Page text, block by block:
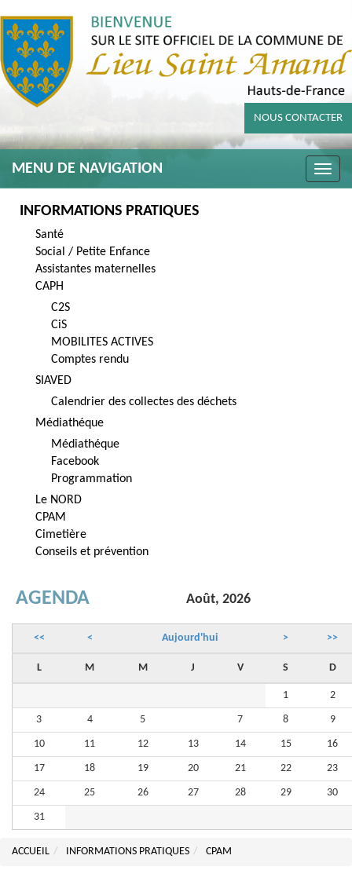
NOUS CONTACTER
Toggle
MENU DE NAVIGATION
INFORMATIONS PRATIQUES
Santé
Social / Petite Enfance
Assistantes maternelles
CAPH
C2S
CiS
MOBILITES ACTIVES
Comptes rendu
SIAVED
Calendrier des collectes des déchets
Médiathéque
Médiathéque
Facebook
Programmation
Le NORD
CPAM
Cimetière
Conseils et prévention
AGENDA Août, 2026
<< < Aujourd'hui > >>
L M M J V S D
1 2
3 4 5 7 8 9
10 11 12 13 14 15 16
17 18 19 20 21 22 23
24 25 26 27 28 29 30
31
ACCUEIL INFORMATIONS PRATIQUES CPAM